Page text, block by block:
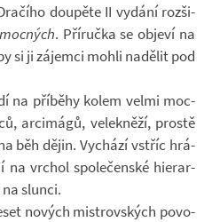
dou­pěte II vy­dání roz­ši­
. Pří­ručka se ob­jeví na
si ji zá­jemci mohli na­dě­lit pod
na pří­běhy kolem velmi moc­
ar­ci­mágů, ve­lek­něží, prostě
běh dějin. Vy­chází vstříc hrá­
na vr­chol spo­le­čen­ské hi­e­rar­
slunci.
no­vých mi­s­trov­ských po­vo­